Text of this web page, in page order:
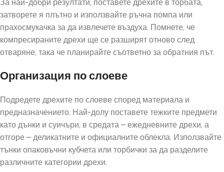
За най-добри резултати, поставете дрехите в торбата,
затворете я плътно и използвайте ръчна помпа или
прахосмукачка за да извлечете въздуха. Помнете, че
компресираните дрехи ще се разширят отново след
отваряне, така че планирайте съответно за обратния път.
Организация по слоеве
Подредете дрехите по слоеве според материала и
предназначението. Най-долу поставете тежките предмети
като дънки и суичъри, в средата – ежедневните дрехи, а
отгоре – деликатните и официалните облекла. Използвайте
тънки опаковъчни кубчета или торбички за да разделите
различните категории дрехи.